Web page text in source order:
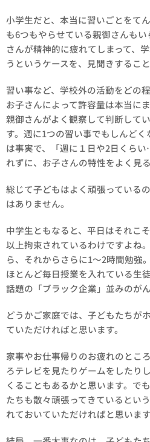
小学生だと、本当に習いごとをて
も6つもやらせている親御さんも
さんが精神的に疲れてしまって、
うというケースを、見聞きするこ
習い事など、学校外の活動をどの
お子さんによって許容量は本当に
親御さんがよく観察して判断して
す。週に1つの習い事でもしんど
は事実で、「週に１日や2日くら
れずに、お子さんの特性をよく見
総じて子どもはよく頑張っている
はありません。
中学生ともなると、平日はそれこ
以上拘束されているわけですよね
ら、それからさらに1～2時間勉強
ほとんど毎日授業を入れている生
話題の「ブラック企業」並みのが
どうかご家庭では、子どもたちが
ていただければと思います。
家事やお仕事帰りのお疲れのとこ
ろテレビを見たりゲームをしたり
くることもあるかと思います。で
たちも散々頑張ってきているとい
れておいていただければと思います